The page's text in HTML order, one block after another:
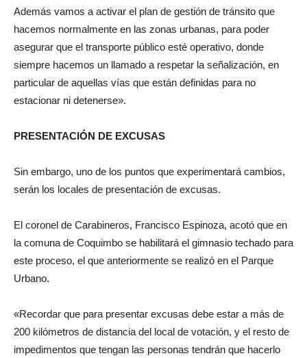
Además vamos a activar el plan de gestión de tránsito que
hacemos normalmente en las zonas urbanas, para poder
asegurar que el transporte público esté operativo, donde
siempre hacemos un llamado a respetar la señalización, en
particular de aquellas vías que están definidas para no
estacionar ni detenerse».
PRESENTACIÓN DE EXCUSAS
Sin embargo, uno de los puntos que experimentará cambios,
serán los locales de presentación de excusas.
El coronel de Carabineros, Francisco Espinoza, acotó que en
la comuna de Coquimbo se habilitará el gimnasio techado para
este proceso, el que anteriormente se realizó en el Parque
Urbano.
«Recordar que para presentar excusas debe estar a más de
200 kilómetros de distancia del local de votación, y el resto de
impedimentos que tengan las personas tendrán que hacerlo